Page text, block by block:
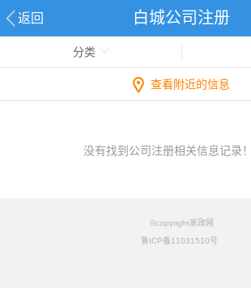
返回 白城公司注册
分类
查看附近的信息
没有找到公司注册相关信息记录！
©copyright家政网
鲁ICP备11031510号